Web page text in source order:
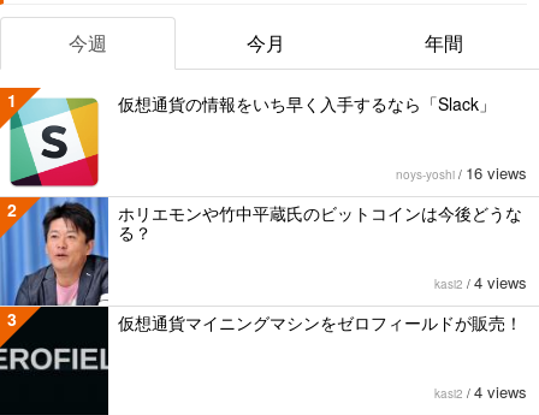
今週 今月 年間
1 仮想通貨の情報をいち早く入手するなら「Slack」
noys-yoshi / 16 views
2
ホリエモンや竹中平蔵氏のビットコインは今後どうな
る？
kasi2 / 4 views
3 仮想通貨マイニングマシンをゼロフィールドが販売！
kasi2 / 4 views